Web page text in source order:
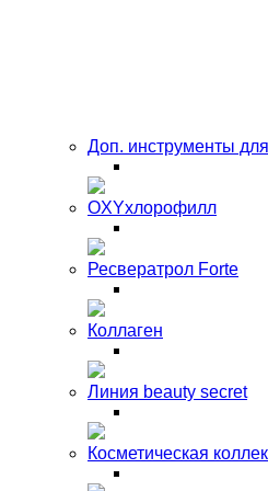
Доп. инструменты
OXYхлорофилл
Ресвератрол Forte
Коллаген
Линия beauty secret
Косметическая